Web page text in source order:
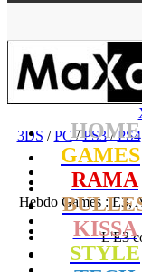
HOME
GAMES
RAMA
KISSA
STYLE
Assassin’s
3DS /PC/PS3/PS4
Hebdo Games : E3,
L'E3